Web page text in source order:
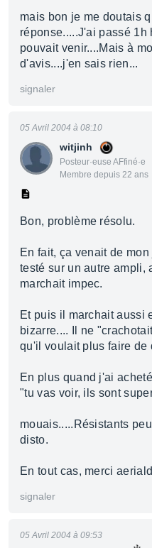
mais bon je me doutais
réponse.....J'ai passé 1h
pouvait venir....Mais à
d'avis....j'en sais rien...
signaler
witjinh
Posteur·euse AFfiné·e
Membre depuis 22 ans
05 Avril 2004 à 08:10
Bon, problème résolu.
En fait, ça venait de
testé sur un autre ampli,
marchait impec.
Et puis il marchait aussi
bizarre.... Il ne
qu'il voulait plus faire de
En plus quand j'ai
"tu vas voir, ils sont
mouais.....Résistants
disto.
En tout cas, merci
signaler
05 Avril 2004 à 09:53